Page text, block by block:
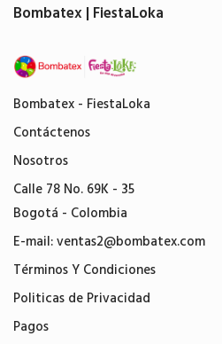
Bombatex - FiestaLoka
Contáctenos
Nosotros
Calle 78 No. 69K - 35
Bogotá - Colombia
E-mail:ventas2@bombatex.com
Términos Y Condiciones
Politicas de Privacidad
Pagos
Bombatex | FiestaLoka